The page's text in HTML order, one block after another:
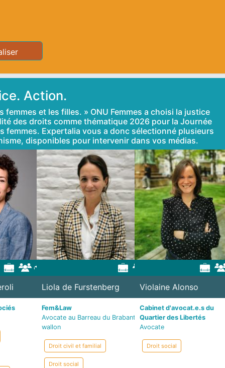
Action.
femmes et les filles. » ONU Femmes a choisi la justice
des droits comme thématique 2026 pour la Journée
femmes. Expertalia vous a donc sélectionné plusieurs
disponibles pour intervenir dans vos médias.
Liola de Furstenberg
Fem&Law
Avocate au Barreau du Brabant
wallon
Droit civil et familial
Droit social
Violaine Alonso
Cabinet d'avocat.e.s du
Quartier des Libertés
Avocate
Droit social